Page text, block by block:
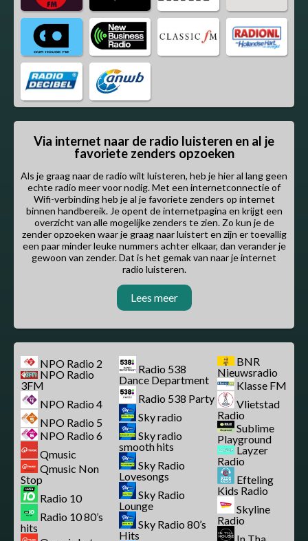
Via internet naar de radio luisteren en al je
favoriete zenders opzoeken
Als je graag naar de radio wilt luisteren, heb je hier al lang geen
echte radio meer voor nodig. Met een internetconnectie of
Wifi-verbinding heb je al je favoriete zenders op internet
binnen handbereik. Je opent de internetpagina en krijgt een
overzicht van alle mogelijke zenders te zien. Zo kun je de
zender opzoeken waar je graag naar luistert en zijn er toevallig
een paar minder leuke nummers achter elkaar, dan verander je
gewoon van zender. Dat is het gemak van naar je internet
radio luisteren.
Lees meer
NPO Radio 2
NPO Radio
3FM
NPO Radio 4
NPO Radio 5
NPO Radio 6
Qmusic
Qmusic Non
Stop
Radio 10
Radio 10 80’s
hits
Radio 538
Dance Department
Radio 538 Party
Sky radio
Sky radio
smooth hits
Sky Radio
Lovesongs
Sky Radio
Lounge
Sky Radio 80’s
Hits
BNR
Nieuwsradio
Klasse FM
Vlietstad
Radio
Sublime
Playground
Layzer
Radio
Efteling
Kids Radio
Skyline
Radio